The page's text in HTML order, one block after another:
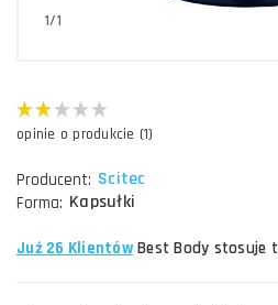
1/1
opinie o produkcie (1)
Producent: Scitec
Forma: Kapsułki
Już 26 KlientówBest Body stosuje